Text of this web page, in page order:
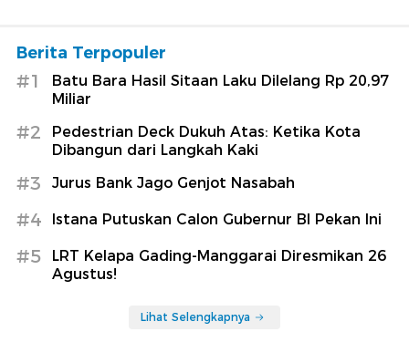
Berita Terpopuler
#1
Batu Bara Hasil Sitaan Laku Dilelang Rp 20,97
Miliar
#2
Pedestrian Deck Dukuh Atas: Ketika Kota
Dibangun dari Langkah Kaki
#3 Jurus Bank Jago Genjot Nasabah
#4 Istana Putuskan Calon Gubernur BI Pekan Ini
#5
LRT Kelapa Gading-Manggarai Diresmikan 26
Agustus!
Lihat Selengkapnya